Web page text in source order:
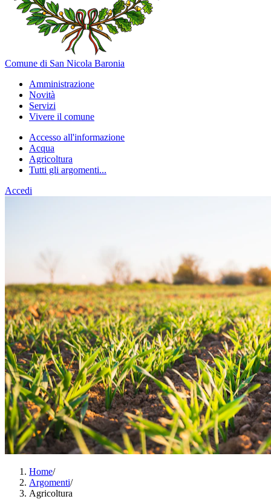
Comune di San Nicola Baronia
Amministrazione
Novità
Servizi
Vivere il comune
Accesso all'informazione
Acqua
Agricoltura
Tutti gli argomenti...
Accedi
Home/
Argomenti/
Agricoltura